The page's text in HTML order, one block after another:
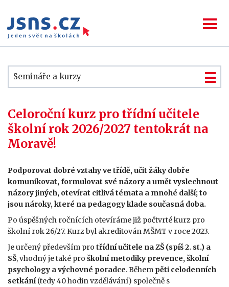
Semináře a kurzy
Celoroční kurz pro třídní učitele
školní rok 2026/2027 tentokrát na
Moravě!
Podporovat dobré vztahy ve třídě, učit žáky dobře
komunikovat, formulovat své názory a umět vyslechnout
názory jiných, otevírat citlivá témata a mnohé další; to
jsou nároky, které na pedagogy klade současná doba.
Po úspěšných ročnících otevíráme již počtvrté kurz pro
školní rok 26/27. Kurz byl akreditován MŠMT v roce 2023.
Je určený především pro třídní učitele na ZŠ (spíš 2. st.) a
SŠ, vhodný je také pro školní metodiky prevence, školní
psychology a výchovné poradce. Během pěti celodenních
setkání(tedy 40 hodin vzdělávání) společně s